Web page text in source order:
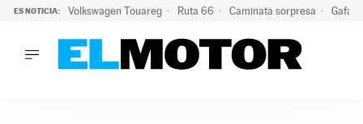
ES NOTICIA: Volkswagen Touareg Ruta 66 Caminata sorpresa Gafas